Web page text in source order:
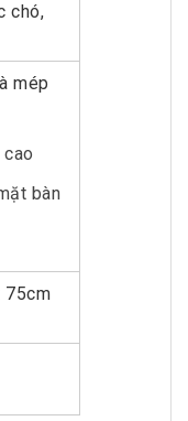
chó,
mép
bàn
75cm